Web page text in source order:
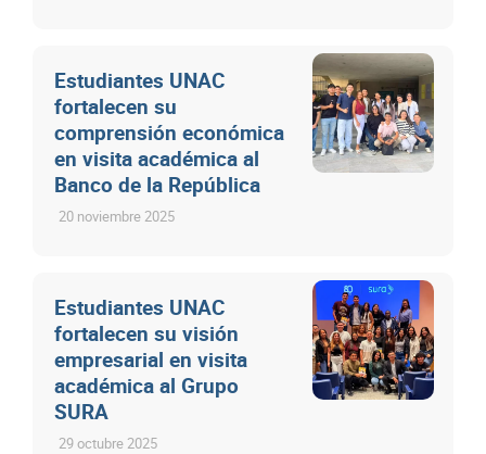
Estudiantes UNAC
fortalecen su
comprensión económica
en visita académica al
Banco de la República
20 noviembre 2025
Estudiantes UNAC
fortalecen su visión
empresarial en visita
académica al Grupo
SURA
29 octubre 2025